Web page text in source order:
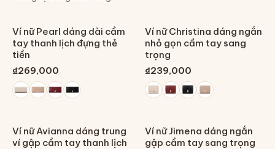
Ví nữ Pearl dáng dài cầm
tay thanh lịch đựng thẻ
tiền
₫269,000
Ví nữ Christina dáng ngắn
nhỏ gọn cầm tay sang
trọng
₫239,000
Ví nữ Avianna dáng trung
ví gập cầm tay thanh lịch
Ví nữ Jimena dáng ngắn
gập cầm tay sang trọng